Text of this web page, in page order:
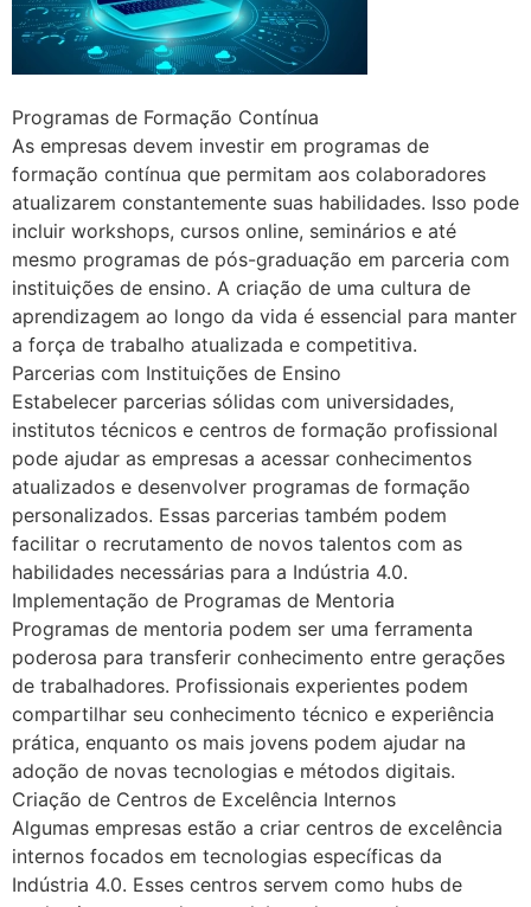
Programas de Formação Contínua
As empresas devem investir em programas de
formação contínua que permitam aos colaboradores
atualizarem constantemente suas habilidades. Isso pode
incluir workshops, cursos online, seminários e até
mesmo programas de pós-graduação em parceria com
instituições de ensino. A criação de uma cultura de
aprendizagem ao longo da vida é essencial para manter
a força de trabalho atualizada e competitiva.
Parcerias com Instituições de Ensino
Estabelecer parcerias sólidas com universidades,
institutos técnicos e centros de formação profissional
pode ajudar as empresas a acessar conhecimentos
atualizados e desenvolver programas de formação
personalizados. Essas parcerias também podem
facilitar o recrutamento de novos talentos com as
habilidades necessárias para a Indústria 4.0.
Implementação de Programas de Mentoria
Programas de mentoria podem ser uma ferramenta
poderosa para transferir conhecimento entre gerações
de trabalhadores. Profissionais experientes podem
compartilhar seu conhecimento técnico e experiência
prática, enquanto os mais jovens podem ajudar na
adoção de novas tecnologias e métodos digitais.
Criação de Centros de Excelência Internos
Algumas empresas estão a criar centros de excelência
internos focados em tecnologias específicas da
Indústria 4.0. Esses centros servem como hubs de